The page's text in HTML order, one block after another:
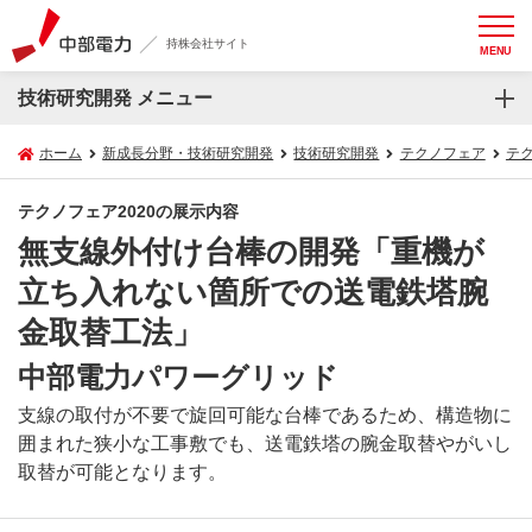
持株会社サイト MENU
技術研究開発 メニュー
ホーム 新成長分野・技術研究開発 技術研究開発 テクノフェア テ
テクノフェア2020の展示内容
無支線外付け台棒の開発「重機が
立ち入れない箇所での送電鉄塔腕
金取替工法」
中部電力パワーグリッド
支線の取付が不要で旋回可能な台棒であるため、構造物に
囲まれた狭小な工事敷でも、送電鉄塔の腕金取替やがいし
取替が可能となります。